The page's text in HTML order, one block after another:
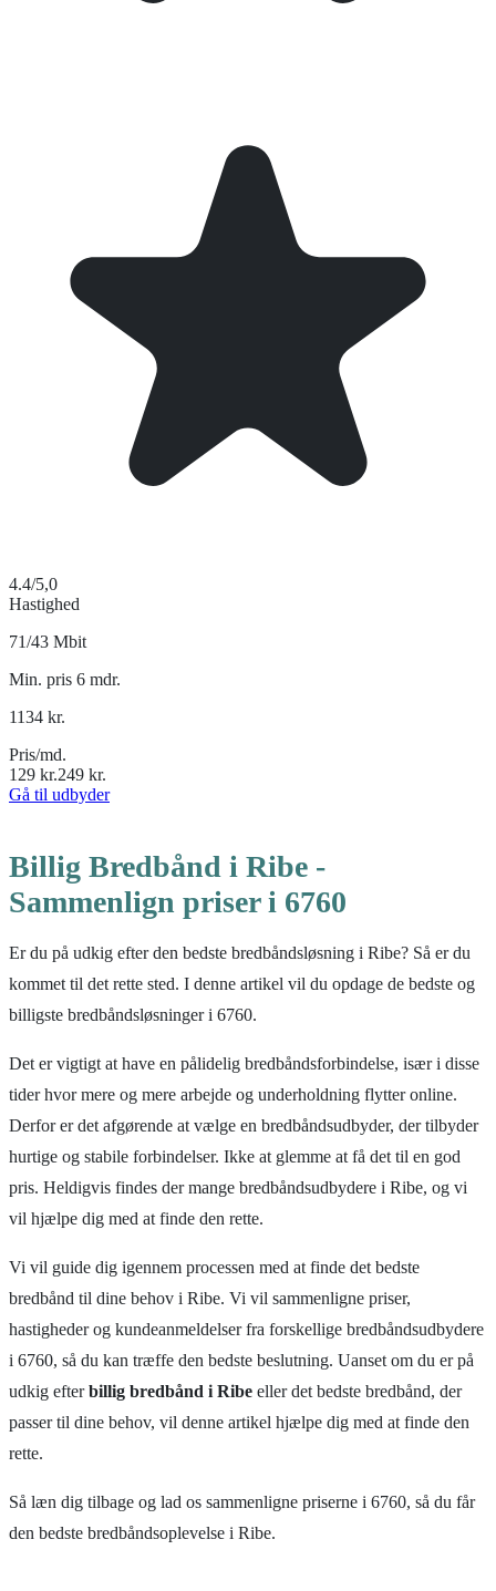
4.4/5,0
Hastighed
71/43 Mbit
Min. pris 6 mdr.
1134 kr.
Pris/md.
129 kr.249 kr.
Gå til udbyder
Billig Bredbånd i Ribe -
Sammenlign priser i 6760
Er du på udkig efter den bedste bredbåndsløsning i Ribe? Så er du
kommet til det rette sted. I denne artikel vil du opdage de bedste og
billigste bredbåndsløsninger i 6760.
Det er vigtigt at have en pålidelig bredbåndsforbindelse, især i disse
tider hvor mere og mere arbejde og underholdning flytter online.
Derfor er det afgørende at vælge en bredbåndsudbyder, der tilbyder
hurtige og stabile forbindelser. Ikke at glemme at få det til en god
pris. Heldigvis findes der mange bredbåndsudbydere i Ribe, og vi
vil hjælpe dig med at finde den rette.
Vi vil guide dig igennem processen med at finde det bedste
bredbånd til dine behov i Ribe. Vi vil sammenligne priser,
hastigheder og kundeanmeldelser fra forskellige bredbåndsudbydere
i 6760, så du kan træffe den bedste beslutning. Uanset om du er på
udkig efterbillig bredbånd i Ribe eller det bedste bredbånd, der
passer til dine behov, vil denne artikel hjælpe dig med at finde den
rette.
Så læn dig tilbage og lad os sammenligne priserne i 6760, så du får
den bedste bredbåndsoplevelse i Ribe.